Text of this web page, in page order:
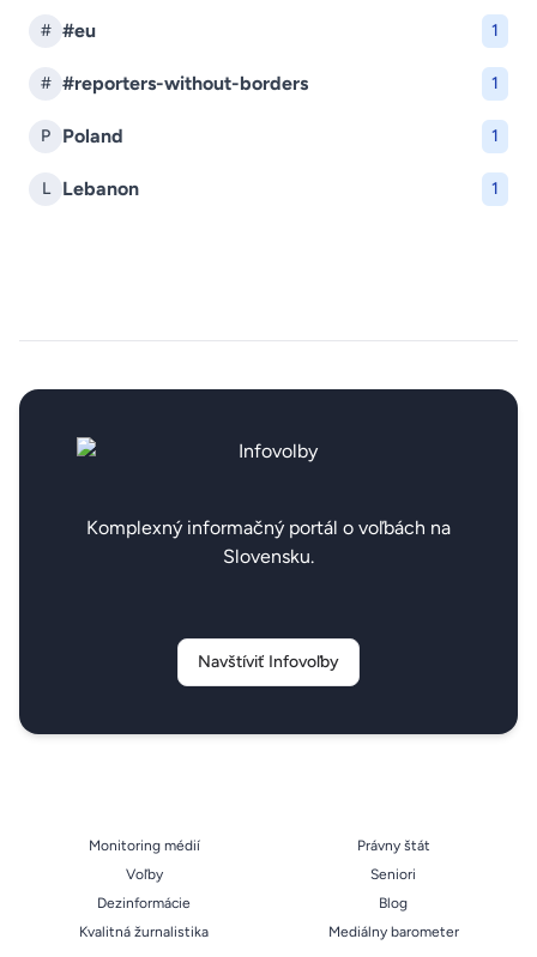
# #eu 1
# #reporters-without-borders 1
P Poland 1
L Lebanon 1
Komplexný informačný portál o voľbách na
Slovensku.
Navštíviť Infovoľby
Monitoring médií
Voľby
Dezinformácie
Kvalitná žurnalistika
Právny štát
Seniori
Blog
Mediálny barometer